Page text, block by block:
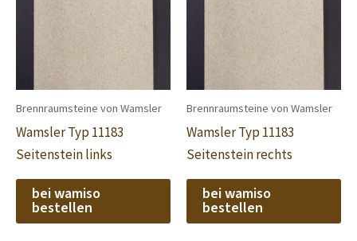
Brennraumsteine von Wamsler
Wamsler Typ 11183
Seitenstein links
bei wamiso
bestellen
Brennraumsteine von Wamsler
Wamsler Typ 11183
Seitenstein rechts
bei wamiso
bestellen